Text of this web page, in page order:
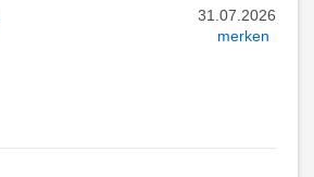
31.07.2026
merken